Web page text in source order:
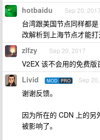
hotbaidu Sep 20, 2017
台湾跟美国节点同样都
改解析到上海节点才能
zlfzy Sep 20, 2017
V2EX 该不会用的免费版
Livid MOD PRO Sep
谢谢反馈。
因为所在的 CDN 上的
被影响了。